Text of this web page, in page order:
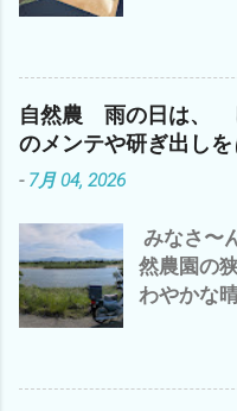
の効い
ムビデオ
っぱ、熱
は・・・
で(*´ω｀*)
んどん気
´ω｀*) っ
切り上げ
ログアッ
は、 アマ
の種を水
も、自宅
たまた注
工具 マグ
自然農 雨の日は、
のメンテや研ぎ出し
- 7月 04, 2026
みなさ〜
然農園の
わやかな
動 ガス